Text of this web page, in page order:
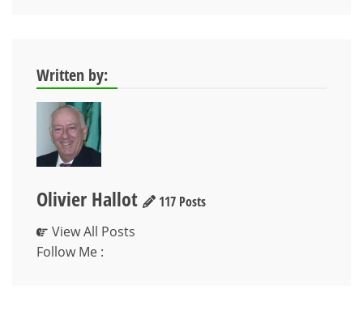
Written by:
Olivier Hallot
117 Posts
View All Posts
Follow Me :